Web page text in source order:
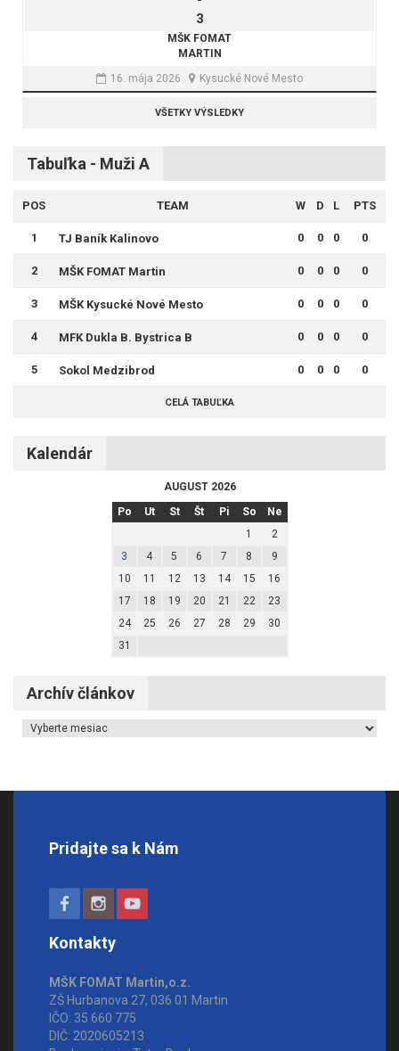
3
MŠK FOMAT
MARTIN
16. mája 2026
Kysucké Nové Mesto
VŠETKY VÝSLEDKY
Tabuľka - Muži A
POS TEAM W D L PTS
1 TJ Baník Kalinovo 0 0 0 0
2 MŠK FOMAT Martin 0 0 0 0
3 MŠK Kysucké Nové Mesto 0 0 0 0
4 MFK Dukla B. Bystrica B 0 0 0 0
5 Sokol Medzibrod 0 0 0 0
CELÁ TABUĽKA
Kalendár
AUGUST 2026
Po
Ut St Št Pi So
Ne
1
2
3
4 5 6 7 8
9
10
11 12 13 14 15
16
17
18 19 20 21 22
23
24
25 26 27 28 29
30
31
Archív článkov
Archív článkov
Pridajte sa k Nám
Kontakty
MŠK FOMAT Martin,o.z.
ZŠ Hurbanova 27, 036 01 Martin
IČO: 35 660 775
DIČ: 2020605213